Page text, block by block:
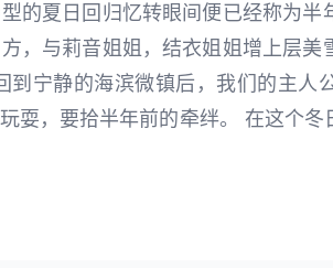
的夏日回归忆转眼间便已经称为半
，与莉音姐姐，结衣姐姐增上层美
到宁静的海滨微镇后，我们的主人
耍，要拾半年前的牵绊。 在这个